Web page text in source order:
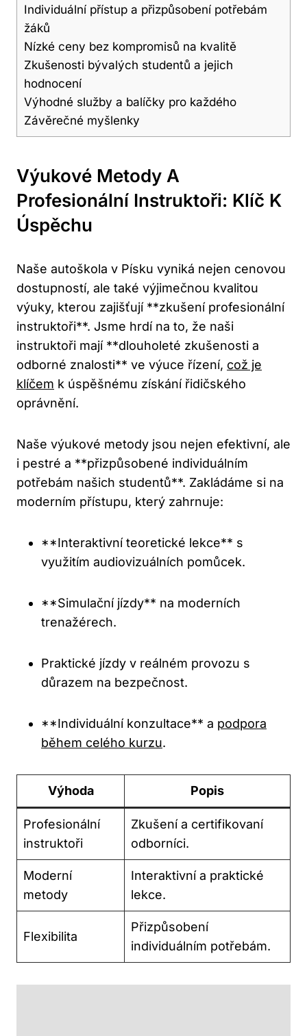
Individuální přístup a přizpůsobení potřebám
žáků
Nízké ceny bez kompromisů na kvalitě
Zkušenosti bývalých studentů a jejich
hodnocení
Výhodné služby a balíčky pro každého
Závěrečné myšlenky
Výukové Metody A
Profesionální Instruktoři: Klíč K
Úspěchu
Naše autoškola v Písku vyniká nejen cenovou
dostupností, ale také výjimečnou kvalitou
výuky, kterou zajišťují **zkušení profesionální
instruktoři**. Jsme hrdí na to, že naši
instruktoři mají **dlouholeté zkušenosti a
odborné znalosti** ve výuce řízení, což je
klíčem k úspěšnému získání řidičského
oprávnění.
Naše výukové metody jsou nejen efektivní, ale
i pestré a **přizpůsobené individuálním
potřebám našich studentů**. Zakládáme si na
moderním přístupu, který zahrnuje:
**Interaktivní teoretické lekce** s
využitím audiovizuálních pomůcek.
**Simulační jízdy** na moderních
trenažérech.
Praktické jízdy v reálném provozu s
důrazem na bezpečnost.
**Individuální konzultace** a podpora
během celého kurzu.
Výhoda Popis
Profesionální
instruktoři
Zkušení a certifikovaní
odborníci.
Moderní
metody
Interaktivní a praktické
lekce.
Flexibilita
Přizpůsobení
individuálním potřebám.